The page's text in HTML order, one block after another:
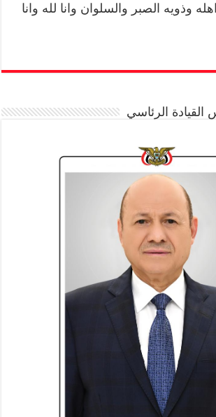
وذويه الصبر والسلوان وانا لله وانا
الرئاسي